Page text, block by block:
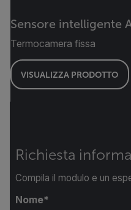
Sensore intelligente
Termocamera fissa
VISUALIZZA PRODOTTO
Richiesta
Compila il modulo e un
Nome